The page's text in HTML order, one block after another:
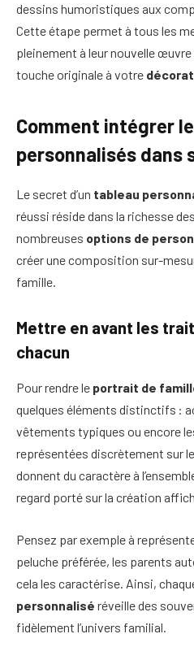
dessins humoristiques aux
Cette étape permet à tous les
pleinement à leur nouvelle
touche originale à votre
Comment intégrer
personnalisés dans
Le secret d’un tableau
réussi réside dans la richesse des
nombreuses options de
créer une composition sur-
famille.
Mettre en avant les
chacun
Pour rendre le portrait de
quelques éléments distinctifs :
vêtements typiques ou encore
représentées discrètement sur
donnent du caractère à
regard porté sur la création
Pensez par exemple à
peluche préférée, les parents
cela les caractérise. Ainsi,
personnalisé réveille des
fidèlement l’univers familial.